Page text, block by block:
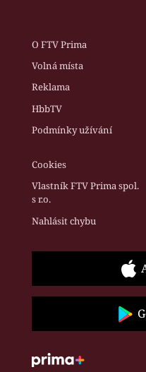
O FTV Prima
Volná místa
Reklama
HbbTV
Podmínky užívání
Cookies
Vlastník FTV Prima spol.
s r.o.
Nahlásit chybu